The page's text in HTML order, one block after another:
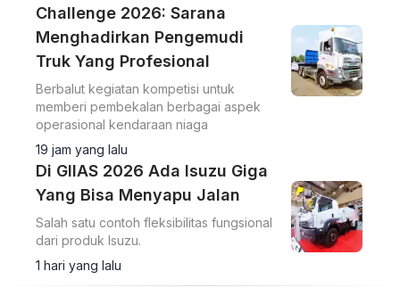
Challenge 2026: Sarana
Menghadirkan Pengemudi
Truk Yang Profesional
Berbalut kegiatan kompetisi untuk
memberi pembekalan berbagai aspek
operasional kendaraan niaga
19 jam yang lalu
Di GIIAS 2026 Ada Isuzu Giga
Yang Bisa Menyapu Jalan
Salah satu contoh fleksibilitas fungsional
dari produk Isuzu.
1 hari yang lalu